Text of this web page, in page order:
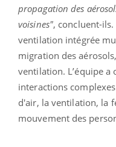
propagation des
voisines", concluent-ils.
ventilation intégrée
migration des
ventilation. L’équipe a
interactions
d'air, la ventilation, la
mouvement des